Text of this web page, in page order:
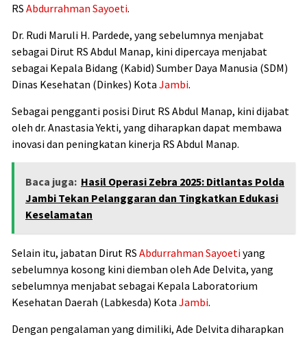
RS Abdurrahman Sayoeti.
Dr. Rudi Maruli H. Pardede, yang sebelumnya menjabat
sebagai Dirut RS Abdul Manap, kini dipercaya menjabat
sebagai Kepala Bidang (Kabid) Sumber Daya Manusia (SDM)
Dinas Kesehatan (Dinkes) Kota Jambi.
Sebagai pengganti posisi Dirut RS Abdul Manap, kini dijabat
oleh dr. Anastasia Yekti, yang diharapkan dapat membawa
inovasi dan peningkatan kinerja RS Abdul Manap.
Baca juga: Hasil Operasi Zebra 2025: Ditlantas Polda
Jambi Tekan Pelanggaran dan Tingkatkan Edukasi
Keselamatan
Selain itu, jabatan Dirut RS Abdurrahman Sayoetiyang
sebelumnya kosong kini diemban oleh Ade Delvita, yang
sebelumnya menjabat sebagai Kepala Laboratorium
Kesehatan Daerah (Labkesda) Kota Jambi.
Dengan pengalaman yang dimiliki, Ade Delvita diharapkan